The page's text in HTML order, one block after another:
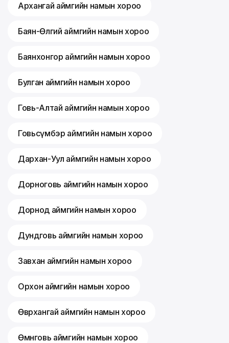
Архангай аймгийн намын хороо
Баян-Өлгий аймгийн намын хороо
Баянхонгор аймгийн намын хороо
Булган аймгийн намын хороо
Говь-Алтай аймгийн намын хороо
Говьсүмбэр аймгийн намын хороо
Дархан-Уул аймгийн намын хороо
Дорноговь аймгийн намын хороо
Дорнод аймгийн намын хороо
Дундговь аймгийн намын хороо
Завхан аймгийн намын хороо
Орхон аймгийн намын хороо
Өвөрхангай аймгийн намын хороо
Өмнөговь аймгийн намын хороо